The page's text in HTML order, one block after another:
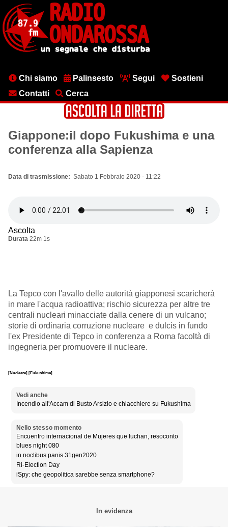
contenuto
principale
MenuChi siamo Palinsesto Segui
Sostieni
Contatti
Cerca
Giappone:il dopo Fukushima e una
conferenza alla Sapienza
Data di trasmissione Sabato 1 Febbraio 2020 - 11:22
Ascolta
Durata 22m 1s
La Tepco con l'avallo delle autorità giapponesi scaricherà
in mare l'acqua radioattiva; rischio sicurezza per altre tre
centrali nucleari minacciate dalla cenere di un vulcano;
storie di ordinaria corruzione nucleare e dulcis in fundo
l'ex Presidente di Tepco in conferenza a Roma facoltà di
ingegneria per promuovere il nucleare.
[Nucleare] [Fukushima]
Vedi anche
Incendio all'Accam di Busto Arsizio e chiacchiere su Fukushima
Nello stesso momento
Encuentro internacional de Mujeres que luchan, resoconto
blues night 080
in noctibus panis 31gen2020
Ri-Election Day
iSpy: che geopolitica sarebbe senza smartphone?
In evidenza